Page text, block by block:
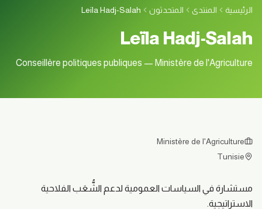
الرئيسية المنتدى المتحدثون Leïla Hadj-Salah
Leïla Hadj-Salah
Conseillère politiques publiques — Ministère de l'Agriculture
Ministère de l'Agriculture
Tunisie
مستشارة في السياسات العمومية لدعم الشُّعَب الفلاحية
الاستراتيجية.